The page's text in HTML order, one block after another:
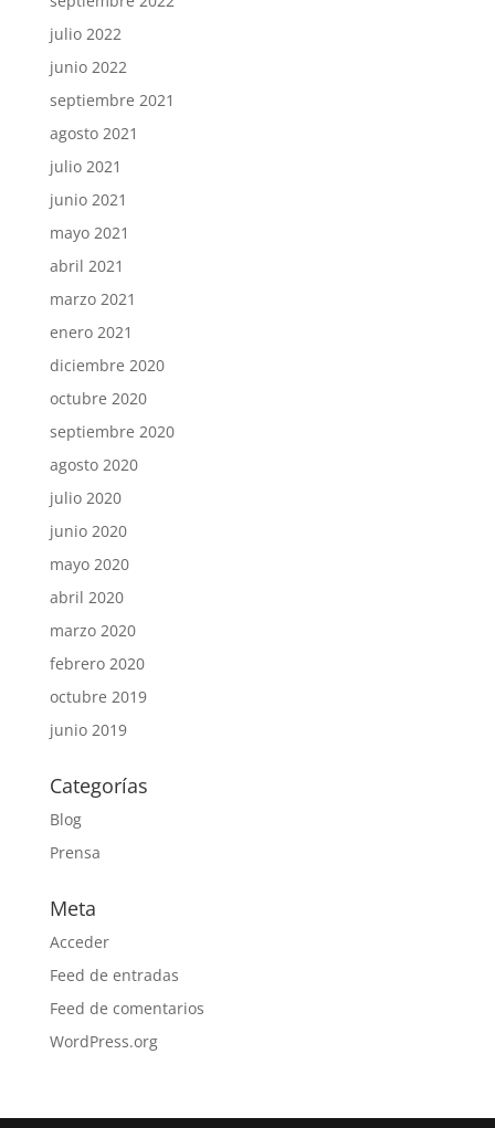
julio 2022
junio 2022
septiembre 2021
agosto 2021
julio 2021
junio 2021
mayo 2021
abril 2021
marzo 2021
enero 2021
diciembre 2020
octubre 2020
septiembre 2020
agosto 2020
julio 2020
junio 2020
mayo 2020
abril 2020
marzo 2020
febrero 2020
octubre 2019
junio 2019
Categorías
Blog
Prensa
Meta
Acceder
Feed de entradas
Feed de comentarios
WordPress.org